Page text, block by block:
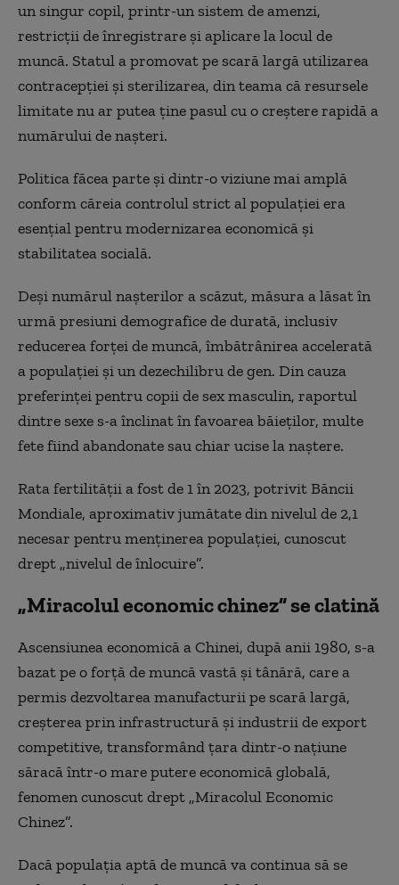
un singur copil, printr-un sistem de amenzi,
restricţii de înregistrare şi aplicare la locul de
muncă. Statul a promovat pe scară largă utilizarea
contracepţiei şi sterilizarea, din teama că resursele
limitate nu ar putea ţine pasul cu o creştere rapidă a
numărului de naşteri.
Politica făcea parte şi dintr-o viziune mai amplă
conform căreia controlul strict al populaţiei era
esenţial pentru modernizarea economică şi
stabilitatea socială.
Deşi numărul naşterilor a scăzut, măsura a lăsat în
urmă presiuni demografice de durată, inclusiv
reducerea forţei de muncă, îmbătrânirea accelerată
a populaţiei şi un dezechilibru de gen. Din cauza
preferinţei pentru copii de sex masculin, raportul
dintre sexe s-a înclinat în favoarea băieţilor, multe
fete fiind abandonate sau chiar ucise la naştere.
Rata fertilităţii a fost de 1 în 2023, potrivit Băncii
Mondiale, aproximativ jumătate din nivelul de 2,1
necesar pentru menţinerea populaţiei, cunoscut
drept „nivelul de înlocuire”.
„Miracolul economic chinez” se clatină
Ascensiunea economică a Chinei, după anii 1980, s-a
bazat pe o forţă de muncă vastă şi tânără, care a
permis dezvoltarea manufacturii pe scară largă,
creşterea prin infrastructură şi industrii de export
competitive, transformând ţara dintr-o naţiune
săracă într-o mare putere economică globală,
fenomen cunoscut drept „Miracolul Economic
Chinez”.
Dacă populaţia aptă de muncă va continua să se